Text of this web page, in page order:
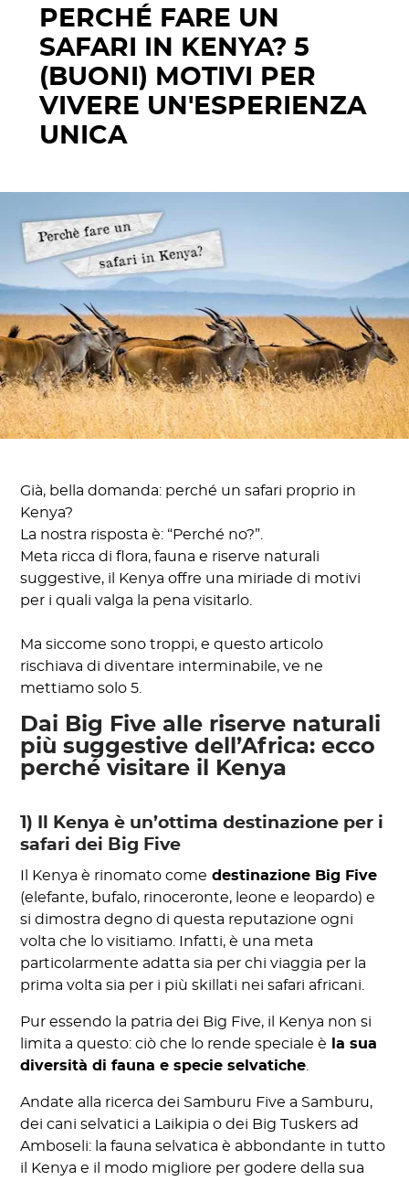
PERCHÉ FARE UN
SAFARI IN KENYA? 5
(BUONI) MOTIVI PER
VIVERE UN'ESPERIENZA
UNICA
Già, bella domanda: perché un safari proprio in
Kenya?
La nostra risposta è: “Perché no?”.
Meta ricca di flora, fauna e riserve naturali
suggestive, il Kenya offre una miriade di motivi
per i quali valga la pena visitarlo.
Ma siccome sono troppi, e questo articolo
rischiava di diventare interminabile, ve ne
mettiamo solo 5.
Dai Big Five alle riserve naturali
più suggestive dell’Africa: ecco
perché visitare il Kenya
1) Il Kenya è un’ottima destinazione per i
safari dei Big Five
Il Kenya è rinomato come destinazione Big Five
(elefante, bufalo, rinoceronte, leone e leopardo) e
si dimostra degno di questa reputazione ogni
volta che lo visitiamo. Infatti, è una meta
particolarmente adatta sia per chi viaggia per la
prima volta sia per i più skillati nei safari africani.
Pur essendo la patria dei Big Five, il Kenya non si
limita a questo: ciò che lo rende speciale è la sua
diversità di fauna e specie selvatiche
Andate alla ricerca dei Samburu Five a Samburu,
dei cani selvatici a Laikipia o dei Big Tuskers ad
Amboseli: la fauna selvatica è abbondante in tutto
il Kenya e il modo migliore per godere della sua